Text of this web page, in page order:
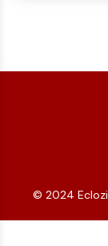
© 2024